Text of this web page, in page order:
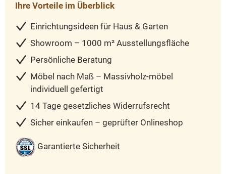
Ihre Vorteile im Überblick
Einrichtungsideen für Haus & Garten
Showroom – 1000 m² Ausstellungsfläche
Persönliche Beratung
Möbel nach Maß – Massivholz-möbel
individuell gefertigt
14 Tage gesetzliches Widerrufsrecht
Sicher einkaufen – geprüfter Onlineshop
Garantierte Sicherheit